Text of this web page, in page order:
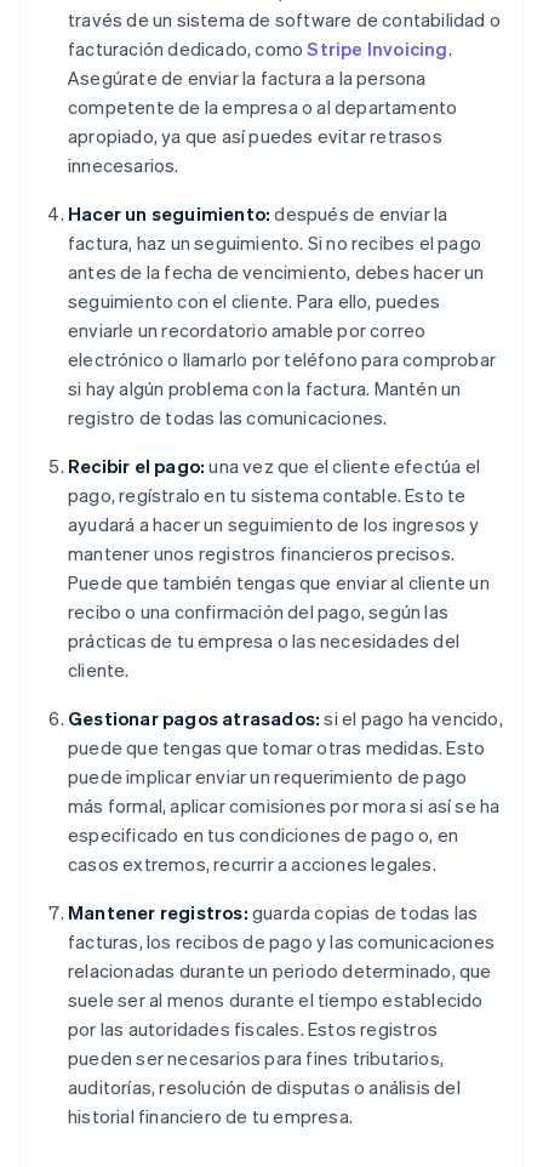
través de un sistema de software de contabilidad o
facturación dedicado, comoStripe Invoicing.
Asegúrate de enviar la factura a la persona
competente de la empresa o al departamento
apropiado, ya que así puedes evitar retrasos
innecesarios.
Hacer un seguimiento: después de enviar la
factura, haz un seguimiento. Si no recibes el pago
antes de la fecha de vencimiento, debes hacer un
seguimiento con el cliente. Para ello, puedes
enviarle un recordatorio amable por correo
electrónico o llamarlo por teléfono para comprobar
si hay algún problema con la factura. Mantén un
registro de todas las comunicaciones.
Recibir el pago: una vez que el cliente efectúa el
pago, regístralo en tu sistema contable. Esto te
ayudará a hacer un seguimiento de los ingresos y
mantener unos registros financieros precisos.
Puede que también tengas que enviar al cliente un
recibo o una confirmación del pago, según las
prácticas de tu empresa o las necesidades del
cliente.
Gestionar pagos atrasados: si el pago ha vencido,
puede que tengas que tomar otras medidas. Esto
puede implicar enviar un requerimiento de pago
más formal, aplicar comisiones por mora si así se ha
especificado en tus condiciones de pago o, en
casos extremos, recurrir a acciones legales.
Mantener registros: guarda copias de todas las
facturas, los recibos de pago y las comunicaciones
relacionadas durante un periodo determinado, que
suele ser al menos durante el tiempo establecido
por las autoridades fiscales. Estos registros
pueden ser necesarios para fines tributarios,
auditorías, resolución de disputas o análisis del
historial financiero de tu empresa.